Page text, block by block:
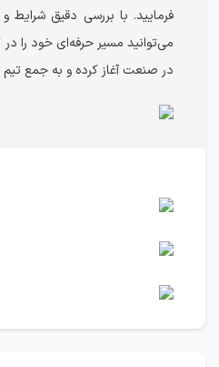
فرمایید. با بررسی دقیق
می‌توانید مسیر حرفه‌ای خود را
در صنعت آغاز کرده و به جمع تیم